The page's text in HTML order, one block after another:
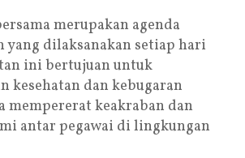
merupakan agenda
dilaksanakan setiap hari
ini bertujuan untuk
kesehatan dan kebugaran
mempererat keakraban dan
antar pegawai di lingkungan